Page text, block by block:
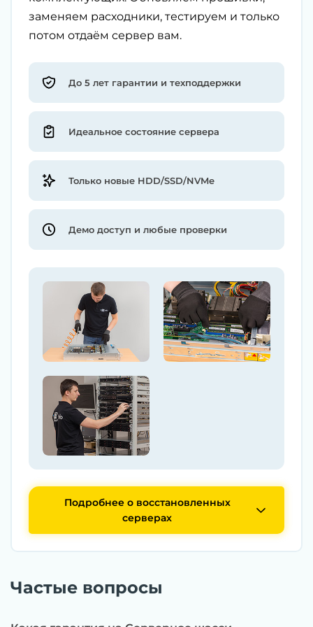
заменяем расходники, тестируем и только
потом отдаём сервер вам.
До 5 лет гарантии и техподдержки
Идеальное состояние сервера
Только новые HDD/SSD/NVMe
Демо доступ и любые проверки
Подробнее о восстановленных
серверах
Частые вопросы